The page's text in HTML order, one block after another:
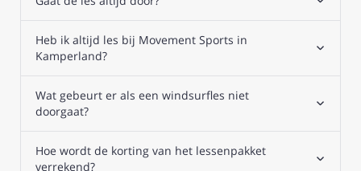
Heb ik altijd les bij Movement Sports in
Kamperland?
Wat gebeurt er als een windsurfles niet
doorgaat?
Hoe wordt de korting van het lessenpakket
verrekend?